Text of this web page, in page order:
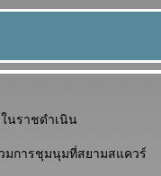
นราชดำเนิน
มการชุมนุมที่สยามสแควร์